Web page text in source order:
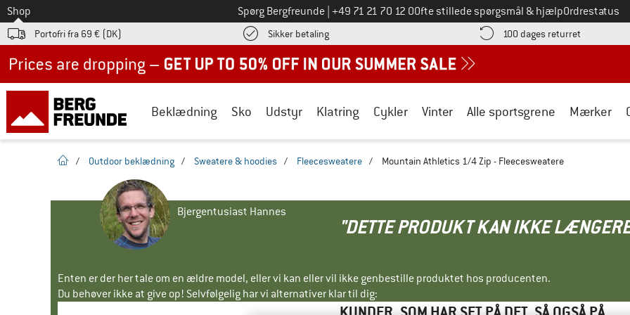
Til
Shop Spørg Bergfreunde Ring til os på
+49 71 21 70 12 0Ofte stillede spørgsmål & hjælpOrdrestatus
Portofri fra 69 € (DK) Sikker betalingFind betalingsoplysningerne her! Åbnes i en infoboks
100 dages returret Gå til
Beklædning Sko Udstyr Klatring Cykler Vinter Alle sportsgrene Mærker
Hjemmeside
/ Outdoor beklædning / Sweatere & hoodies / Fleecesweatere / Mountain Athletics 1/4 Zip - Fleecesweatere
Bjergentusiast Hannes
"DETTE PRODUKT KAN IKKE
Enten er der her tale om en ældre model, eller vi kan eller vil ikke genbestille produktet hos producenten.
Du behøver ikke at give op! Selvfølgelig har vi alternativer klar til dig: